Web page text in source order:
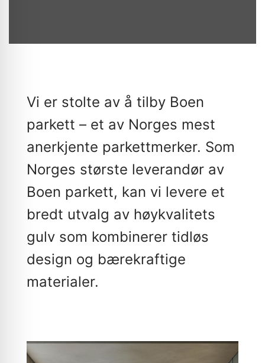
Vi er stolte av å tilby Boen
parkett – et av Norges mest
anerkjente parkettmerker. Som
Norges største leverandør av
Boen parkett, kan vi levere et
bredt utvalg av høykvalitets
gulv som kombinerer tidløs
design og bærekraftige
materialer.